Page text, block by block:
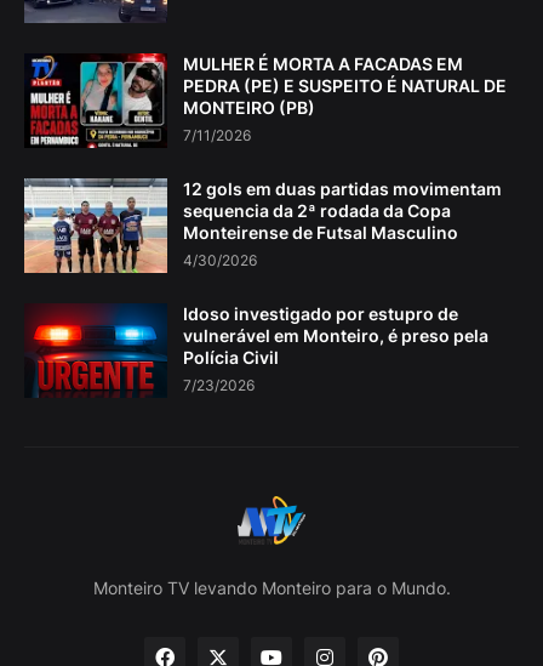
MULHER É MORTA A FACADAS EM
PEDRA (PE) E SUSPEITO É NATURAL DE
MONTEIRO (PB)
7/11/2026
12 gols em duas partidas movimentam
sequencia da 2ª rodada da Copa
Monteirense de Futsal Masculino
4/30/2026
Idoso investigado por estupro de
vulnerável em Monteiro, é preso pela
Polícia Civil
7/23/2026
Monteiro TV levando Monteiro para o Mundo.